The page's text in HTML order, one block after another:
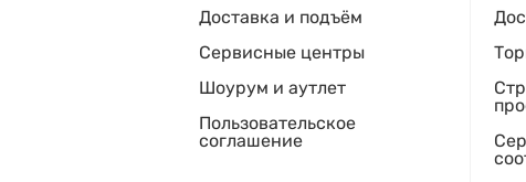
Доставка и подъём
Сервисные центры
Шоурум и аутлет
Пользовательское
соглашение